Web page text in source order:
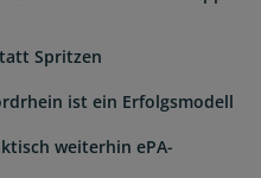
Spritzen
ist ein Erfolgsmodell
weiterhin ePA-